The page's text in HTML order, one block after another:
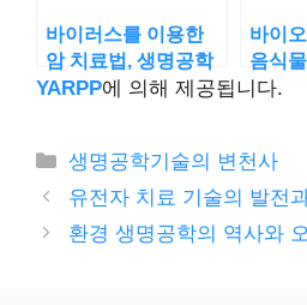
바이러스를 이용한
암 치료법, 생명공학
의 새로운 돌파구
바이
음식
전략
YARPP에 의해 제공됩니다.
카
테
리
생명공학기술의 변천사
유전자 치료 기술의 발전
환경 생명공학의 역사와